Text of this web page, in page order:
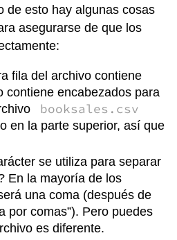
de esto hay algunas cosas
asegurarse de que los
fila del archivo contiene
contiene encabezados para
booksales.csv
en la parte superior, así que
se utiliza para separar
En la mayoría de los
una coma (después de
por comas”). Pero puedes
es diferente.